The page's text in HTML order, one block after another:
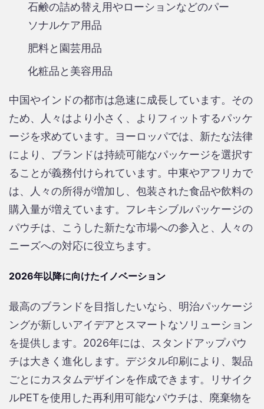
石鹸の詰め替え用やローションなどのパー
ソナルケア用品
肥料と園芸用品
化粧品と美容用品
中国やインドの都市は急速に成長しています。その
ため、人々はより小さく、よりフィットするパッケ
ージを求めています。ヨーロッパでは、新たな法律
により、ブランドは持続可能なパッケージを選択す
ることが義務付けられています。中東やアフリカで
は、人々の所得が増加し、包装された食品や飲料の
購入量が増えています。フレキシブルパッケージの
パウチは、こうした新たな市場への参入と、人々の
ニーズへの対応に役立ちます。
2026年以降に向けたイノベーション
最高のブランドを目指したいなら、明治パッケージ
ングが新しいアイデアとスマートなソリューション
を提供します。2026年には、スタンドアップパウ
チは大きく進化します。デジタル印刷により、製品
ごとにカスタムデザインを作成できます。リサイク
ルPETを使用した再利用可能なパウチは、廃棄物を